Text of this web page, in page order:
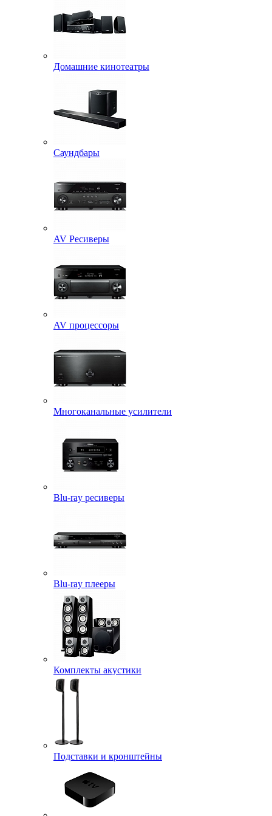
Домашние кинотеатры
Саундбары
AV Ресиверы
AV процессоры
Многоканальные усилители
Blu-ray ресиверы
Blu-ray плееры
Комплекты акустики
Подставки и кронштейны